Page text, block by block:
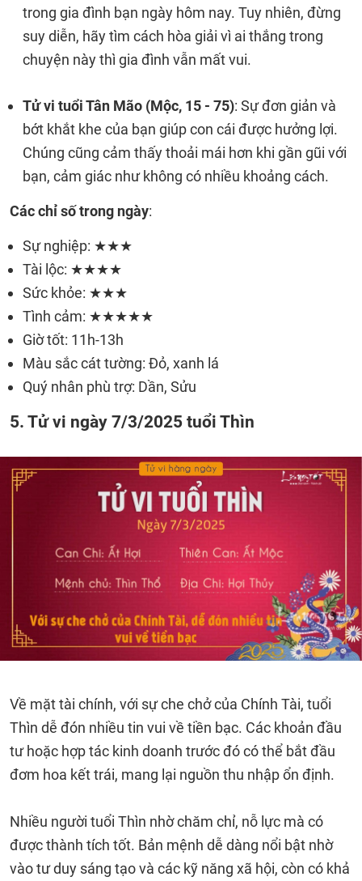
trong gia đình bạn ngày hôm nay. Tuy nhiên, đừng
suy diễn, hãy tìm cách hòa giải vì ai thắng trong
chuyện này thì gia đình vẫn mất vui.
Tử vi tuổi Tân Mão (Mộc, 15 - 75): Sự đơn giản và
bớt khắt khe của bạn giúp con cái được hưởng lợi.
Chúng cũng cảm thấy thoải mái hơn khi gần gũi với
bạn, cảm giác như không có nhiều khoảng cách.
Các chỉ số trong ngày:
Sự nghiệp: ★★★
Tài lộc: ★★★★
Sức khỏe: ★★★
Tình cảm: ★★★★★
Giờ tốt: 11h-13h
Màu sắc cát tường: Đỏ, xanh lá
Quý nhân phù trợ: Dần, Sửu
5. Tử vi ngày 7/3/2025 tuổi Thìn
Về mặt tài chính, với sự che chở của Chính Tài, tuổi
Thìn dễ đón nhiều tin vui về tiền bạc. Các khoản đầu
tư hoặc hợp tác kinh doanh trước đó có thể bắt đầu
đơm hoa kết trái, mang lại nguồn thu nhập ổn định.
Nhiều người tuổi Thìn nhờ chăm chỉ, nỗ lực mà có
được thành tích tốt. Bản mệnh dễ dàng nổi bật nhờ
vào tư duy sáng tạo và các kỹ năng xã hội, còn có khả